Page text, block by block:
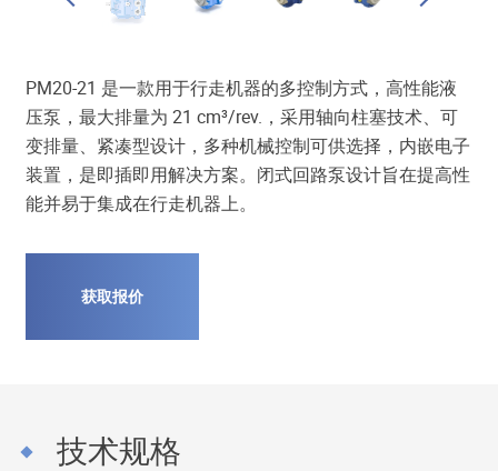
PM20-21 是一款用于行走机器的多控制方式，高性能液
压泵，最大排量为 21 cm³/rev.，采用轴向柱塞技术、可
变排量、紧凑型设计，多种机械控制可供选择，内嵌电子
装置，是即插即用解决方案。闭式回路泵设计旨在提高性
能并易于集成在行走机器上。
获取报价
技术规格